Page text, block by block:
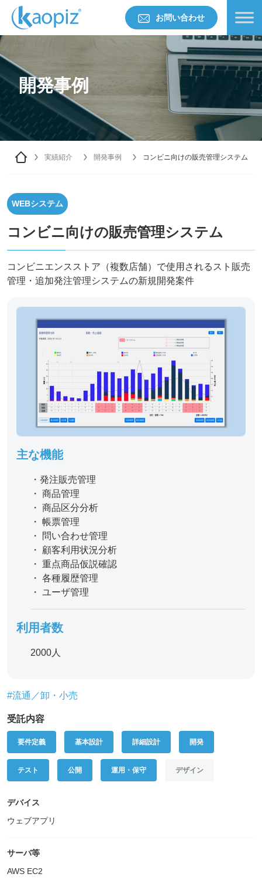
お問い合わせ
開発事例
実績紹介 開発事例 コンビニ向けの販売管理システム
WEBシステム
コンビニ向けの販売管理システム
コンビニエンスストア（複数店舗）で使用されるスト販売
管理・追加発注管理システムの新規開発案件
主な機能
・発注販売管理
・ 商品管理
・ 商品区分分析
・ 帳票管理
・ 問い合わせ管理
・ 顧客利用状況分析
・ 重点商品仮説確認
・ 各種履歴管理
・ ユーザ管理
利用者数
2000人
#流通／卸・小売
受託内容
要件定義 基本設計 詳細設計 開発
テスト 公開 運用・保守 デザイン
デバイス
ウェブアプリ
サーバ等
AWS EC2